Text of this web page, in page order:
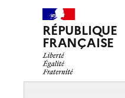
RÉPUBLIQUE
FRANÇAISE